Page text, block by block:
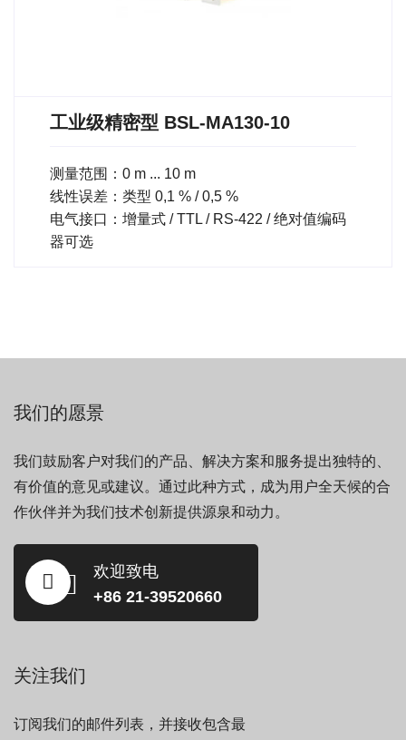
工业级精密型 BSL-MA130-10
测量范围：0 m ... 10 m
线性误差：类型 0,1 % / 0,5 %
电气接口：增量式 / TTL / RS-422 / 绝对值编码
器可选
我们的愿景
我们鼓励客户对我们的产品、解决方案和服务提出独特的、
有价值的意见或建议。通过此种方式，成为用户全天候的合
作伙伴并为我们技术创新提供源泉和动力。
欢迎致电
+86 21-39520660
关注我们
订阅我们的邮件列表，并接收包含最